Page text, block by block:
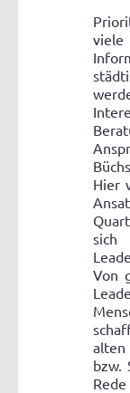
Hier
sich
Von
bzw.
Rede